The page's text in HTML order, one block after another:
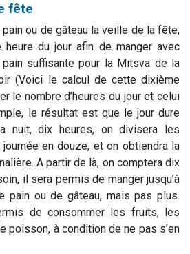
fête
pain ou de gâteau la veille de la fête,
du jour afin de manger avec
suffisante pour la Mitsva de la
(Voici le calcul de cette dixième
le nombre d’heures du jour et celui
le résultat est que le jour dure
nuit, dix heures, on divisera les
en douze, et on obtiendra la
A partir de là, on comptera dix
il sera permis de manger jusqu’à
pain ou de gâteau, mais pas plus.
de consommer les fruits, les
poisson, à condition de ne pas s’en